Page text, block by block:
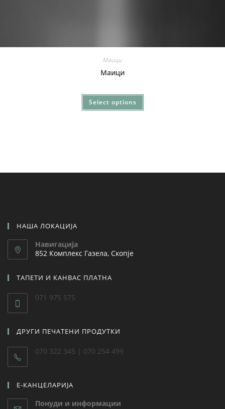
Маици
Маици
Select options
НАША ЛОКАЦИЈА
Навигација
852 Комплекс Газела, Скопје
ТАПЕТИ И КАНВАС ПЛАТНА
071 975 575
ДРУГИ ПЕЧАТЕНИ ПРОДУТКИ
070 322 345 | 070 254 499
Е-КАНЦЕЛАРИЈА
Понуди и информации